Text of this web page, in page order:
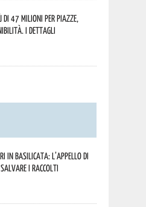
47 milioni per piazze,
I dettagli
in Basilicata: l’appello di
i raccolti